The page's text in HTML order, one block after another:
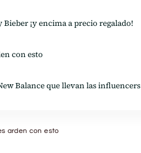
¡y encima a precio regalado!
con esto
Balance que llevan las influencers
arden con esto